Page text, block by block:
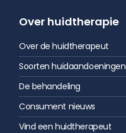
Over huidtherapie
Over de huidtherapeut
Soorten huidaandoeningen
De behandeling
Consument nieuws
Vind een huidtherapeut